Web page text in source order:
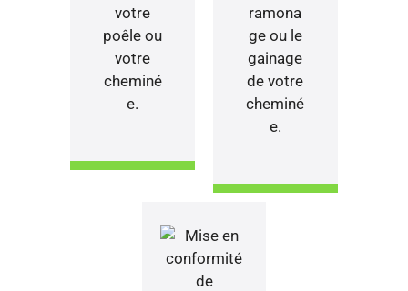
votre
poêle ou
votre
cheminé
e.
ramona
ge ou le
gainage
de votre
cheminé
e.